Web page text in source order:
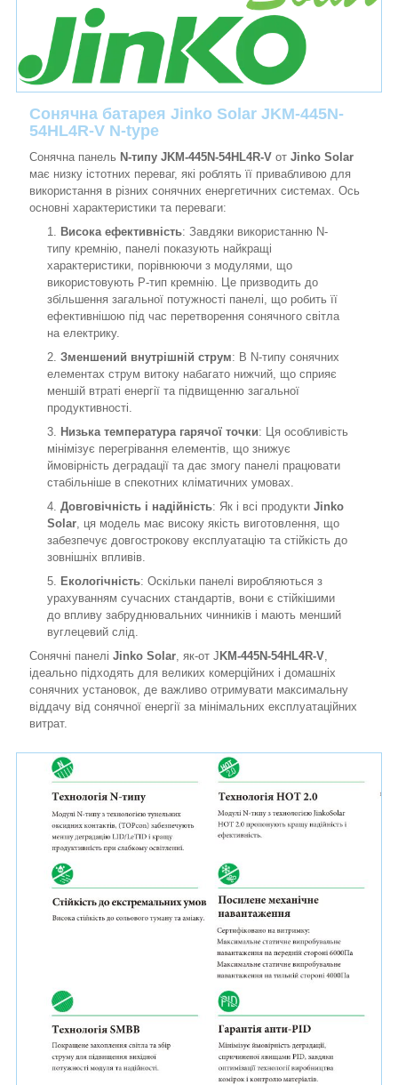
Сонячна батарея Jinko Solar JKM-445N-
54HL4R-V N-type
Сонячна панель N-типу JKM-445N-54HL4R-V от Jinko Solar
має низку істотних переваг, які роблять її привабливою для
використання в різних сонячних енергетичних системах. Ось
основні характеристики та переваги:
Висока ефективність: Завдяки використанню N-
типу кремнію, панелі показують найкращі
характеристики, порівнюючи з модулями, що
використовують P-тип кремнію. Це призводить до
збільшення загальної потужності панелі, що робить її
ефективнішою під час перетворення сонячного світла
на електрику.
Зменшений внутрішній струм: В N-типу сонячних
елементах струм витоку набагато нижчий, що сприяє
меншій втраті енергії та підвищенню загальної
продуктивності.
Низька температура гарячої точки: Ця особливість
мінімізує перегрівання елементів, що знижує
ймовірність деградації та дає змогу панелі працювати
стабільніше в спекотних кліматичних умовах.
Довговічність і надійність: Як і всі продукти Jinko
Solar, ця модель має високу якість виготовлення, що
забезпечує довгострокову експлуатацію та стійкість до
зовнішніх впливів.
Екологічність: Оскільки панелі виробляються з
урахуванням сучасних стандартів, вони є стійкішими
до впливу забруднювальних чинників і мають менший
вуглецевий слід.
Сонячні панелі Jinko Solar, як-от J KM-445N-54HL4R-V,
ідеально підходять для великих комерційних і домашніх
сонячних установок, де важливо отримувати максимальну
віддачу від сонячної енергії за мінімальних експлуатаційних
витрат.